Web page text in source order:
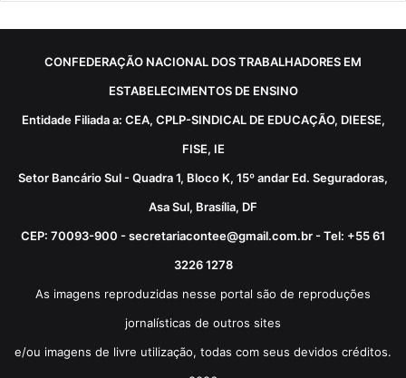
CONFEDERAÇÃO NACIONAL DOS TRABALHADORES EM
ESTABELECIMENTOS DE ENSINO
Entidade Filiada a: CEA, CPLP-SINDICAL DE EDUCAÇÃO, DIEESE,
FISE, IE
Setor Bancário Sul - Quadra 1, Bloco K, 15º andar Ed. Seguradoras,
Asa Sul, Brasília, DF
CEP: 70093-900 - secretariacontee@gmail.com.br - Tel: +55 61
3226 1278
As imagens reproduzidas nesse portal são de reproduções
jornalísticas de outros sites
e/ou imagens de livre utilização, todas com seus devidos créditos.